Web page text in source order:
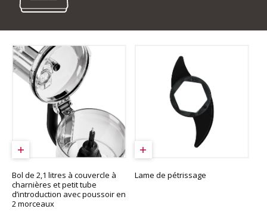
Bol de 2,1 litres à couvercle à
charnières et petit tube
d’introduction avec poussoir en
2 morceaux
Lame de pétrissage